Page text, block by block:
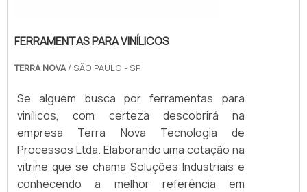
FERRAMENTAS PARA VINÍLICOS
TERRA NOVA / SÃO PAULO - SP
Se alguém busca por ferramentas para
vinílicos, com certeza descobrirá na
empresa Terra Nova Tecnologia de
Processos Ltda. Elaborando uma cotação na
vitrine que se chama Soluções Industriais e
conhecendo a melhor referência em